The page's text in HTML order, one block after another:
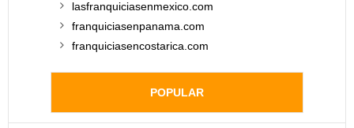
lasfranquiciasenmexico.com
franquiciasenpanama.com
franquiciasencostarica.com
POPULAR